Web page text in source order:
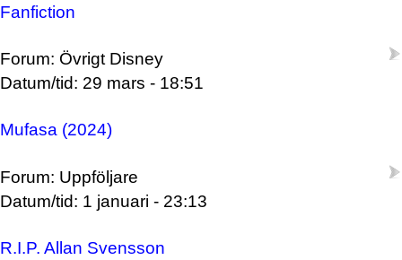
Fanfiction
Forum: Övrigt Disney
Datum/tid: 29 mars - 18:51
Mufasa (2024)
Forum: Uppföljare
Datum/tid: 1 januari - 23:13
R.I.P. Allan Svensson